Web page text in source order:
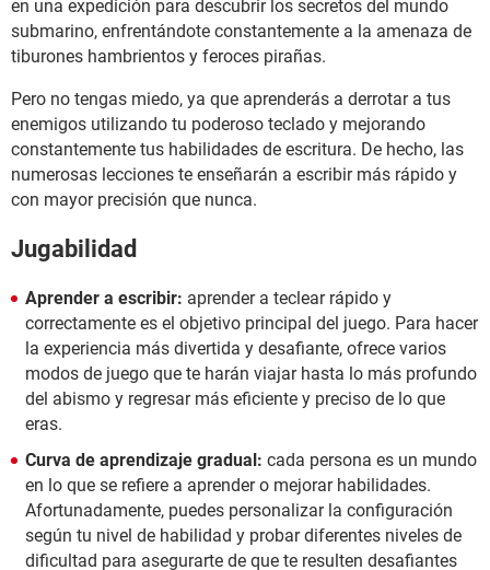
en una expedición para descubrir los secretos del mundo
submarino, enfrentándote constantemente a la amenaza de
tiburones hambrientos y feroces pirañas.
Pero no tengas miedo, ya que aprenderás a derrotar a tus
enemigos utilizando tu poderoso teclado y mejorando
constantemente tus habilidades de escritura. De hecho, las
numerosas lecciones te enseñarán a escribir más rápido y
con mayor precisión que nunca.
Jugabilidad
Aprender a escribir: aprender a teclear rápido y
correctamente es el objetivo principal del juego. Para hacer
la experiencia más divertida y desafiante, ofrece varios
modos de juego que te harán viajar hasta lo más profundo
del abismo y regresar más eficiente y preciso de lo que
eras.
Curva de aprendizaje gradual: cada persona es un mundo
en lo que se refiere a aprender o mejorar habilidades.
Afortunadamente, puedes personalizar la configuración
según tu nivel de habilidad y probar diferentes niveles de
dificultad para asegurarte de que te resulten desafiantes